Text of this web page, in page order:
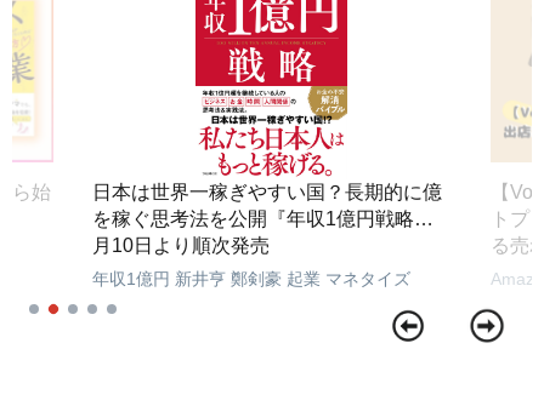
ら始
日本は世界一稼ぎやすい国？長期的に億
を稼ぐ思考法を公開『年収1億円戦略』3
月10日より順次発売
年収1億円 新井亨 鄭剣豪 起業 マネタイズ
【
トプ
る売